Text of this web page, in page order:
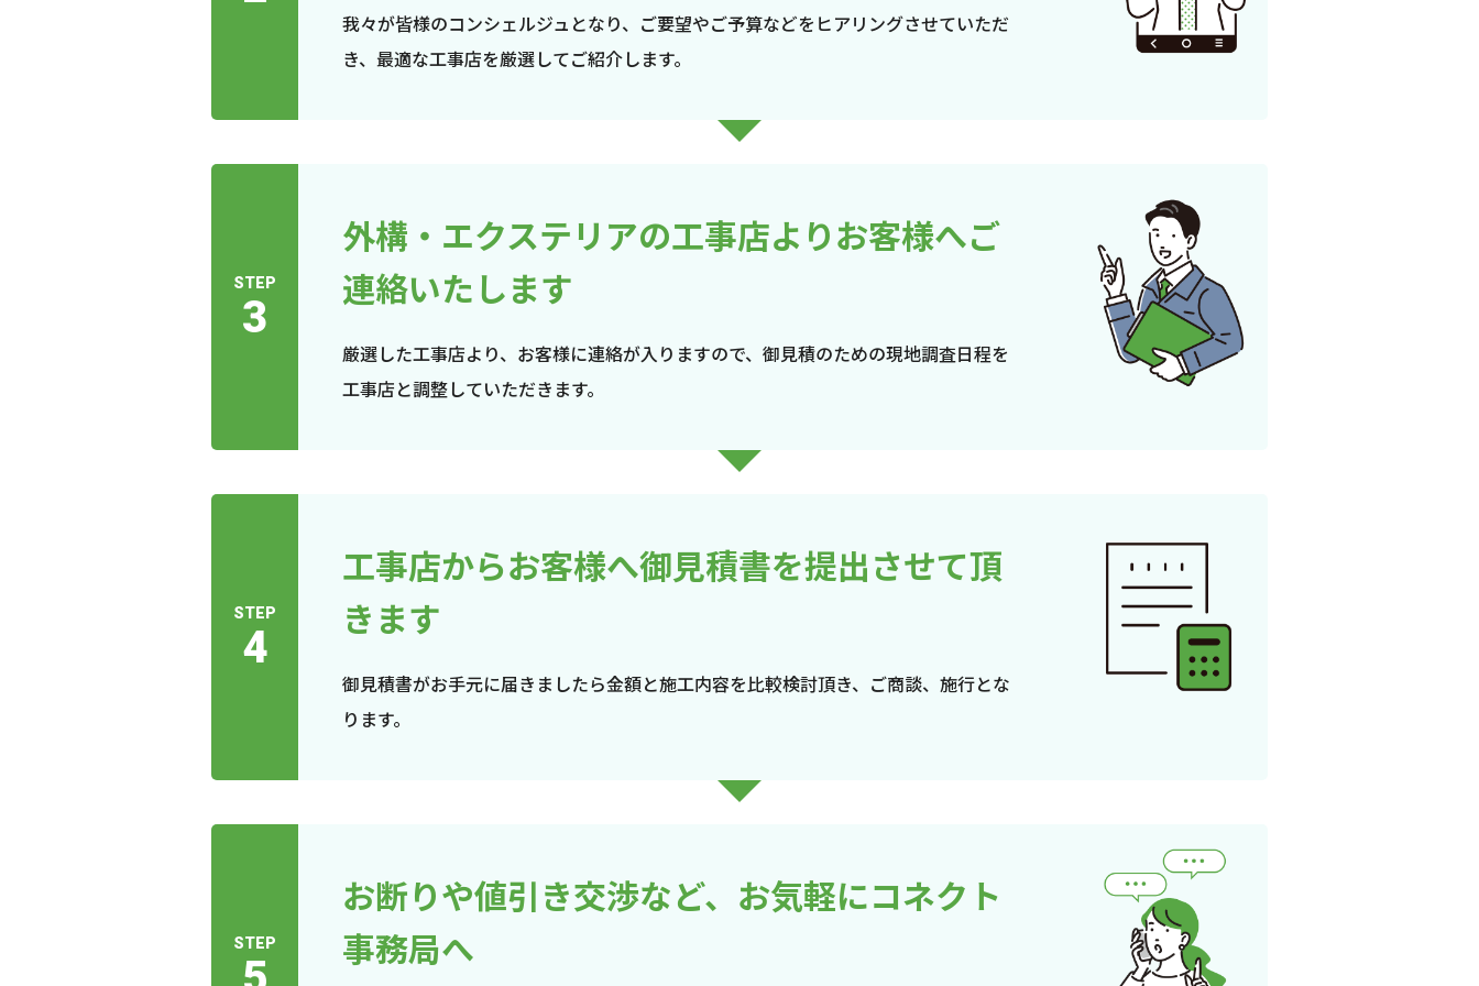
我々が皆様のコンシェルジュとなり、ご要望やご予算などをヒアリングさせていただ
き、最適な工事店を厳選してご紹介します。
STEP
3
外構・エクステリアの工事店よりお客様へご
連絡いたします
厳選した工事店より、お客様に連絡が入りますので、御見積のための現地調査日程を
工事店と調整していただきます。
STEP
4
工事店からお客様へ御見積書を提出させて頂
きます
御見積書がお手元に届きましたら金額と施工内容を比較検討頂き、ご商談、施行とな
ります。
STEP
お断りや値引き交渉など、お気軽にコネクト
事務局へ